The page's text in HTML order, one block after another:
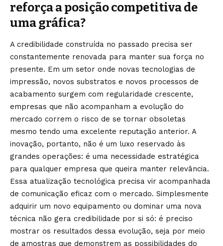
reforça a posição competitiva de
uma gráfica?
A credibilidade construída no passado precisa ser
constantemente renovada para manter sua força no
presente. Em um setor onde novas tecnologias de
impressão, novos substratos e novos processos de
acabamento surgem com regularidade crescente,
empresas que não acompanham a evolução do
mercado correm o risco de se tornar obsoletas
mesmo tendo uma excelente reputação anterior. A
inovação, portanto, não é um luxo reservado às
grandes operações: é uma necessidade estratégica
para qualquer empresa que queira manter relevância.
Essa atualização tecnológica precisa vir acompanhada
de comunicação eficaz com o mercado. Simplesmente
adquirir um novo equipamento ou dominar uma nova
técnica não gera credibilidade por si só: é preciso
mostrar os resultados dessa evolução, seja por meio
de amostras que demonstrem as possibilidades do